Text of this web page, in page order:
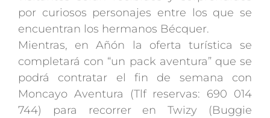
por curiosos personajes entre los que se
encuentran los hermanos Bécquer.
Mientras, en Añón la oferta turística se
completará con “un pack aventura” que se
podrá contratar el fin de semana con
Moncayo Aventura (Tlf reservas: 690 014
744) para recorrer en Twizy (Buggie